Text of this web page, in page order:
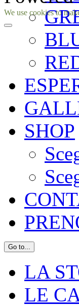
SHOP
Go to...
LA
LE
Facebook
Instagram
We use cookies to